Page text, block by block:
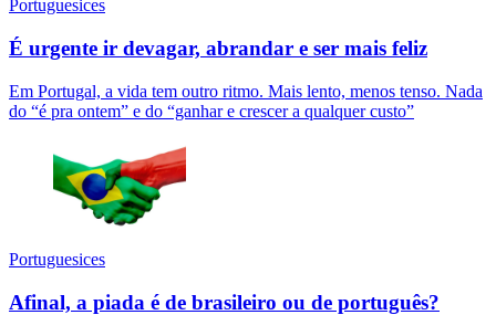
Portuguesices
É urgente ir devagar, abrandar e ser mais feliz
Em Portugal, a vida tem outro ritmo. Mais lento, menos tenso. Nada
do “é pra ontem” e do “ganhar e crescer a qualquer custo”
Portuguesices
Afinal, a piada é de brasileiro ou de português?